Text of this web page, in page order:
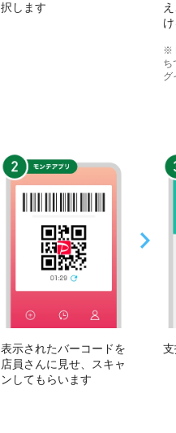
択します
※
ち
グ
表示されたバーコードを
店員さんに見せ、スキャ
ンしてもらいます